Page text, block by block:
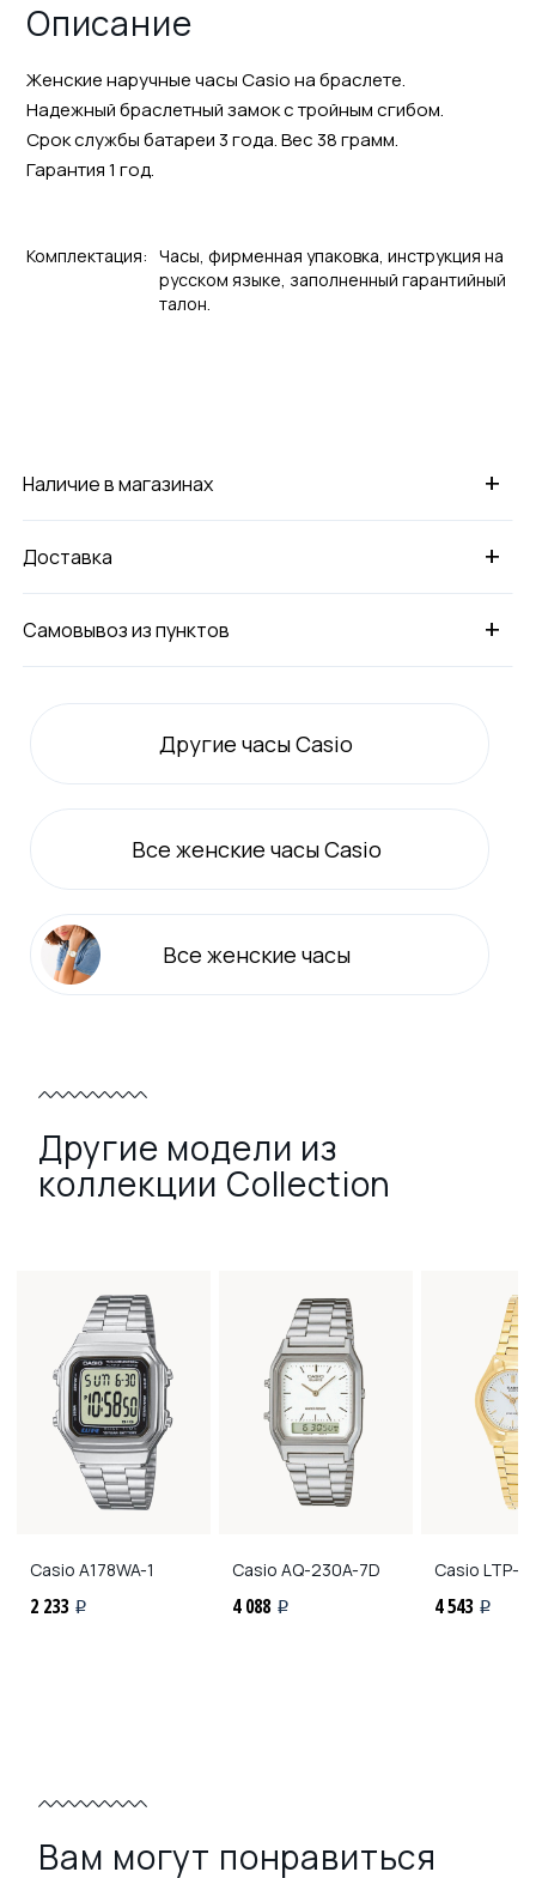
Описание
Женские наручные часы Casio на браслете.
Надежный браслетный замок с тройным сгибом.
Срок службы батареи 3 года. Вес 38 грамм.
Гарантия 1 год.
Комплектация: Часы, фирменная упаковка, инструкция на
русском языке, заполненный гарантийный
талон.
+
Наличие в магазинах
+
Доставка
+
Самовывоз из пунктов
Другие часы Casio
Все женские часы Casio
Все женские часы
Другие модели из
коллекции Collection
Casio A178WA-1
2 233 i
Casio AQ-230A-7D
4 088 i
Casio LTP-
4 543 i
Вам могут понравиться